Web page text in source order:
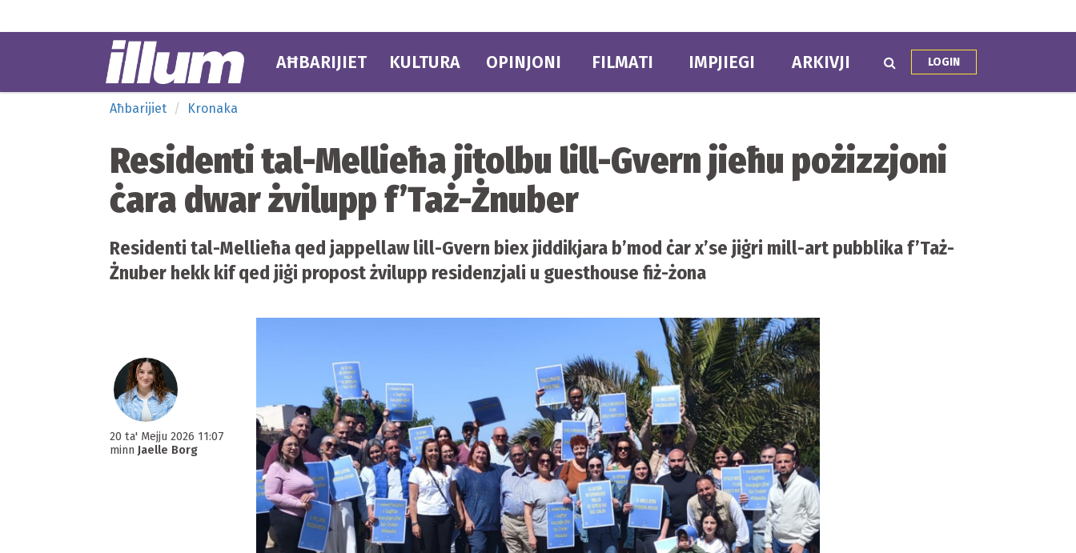
AĦBARIJIET KULTURA OPINJONI FILMATI IMPJIEGI ARKIVJI LOGIN
Aħbarijiet Kronaka
Residenti tal-Mellieħa jitolbu lill-Gvern jieħu pożizzjoni
ċara dwar żvilupp f’Taż-Żnuber
Residenti tal-Mellieħa qed jappellaw lill-Gvern biex jiddikjara b’mod ċar x’se jiġri mill-art pubblika f’Taż-
Żnuber hekk kif qed jiġi propost żvilupp residenzjali u guesthouse fiż-żona
20 ta' Mejju 2026 11:07
minn Jaelle Borg